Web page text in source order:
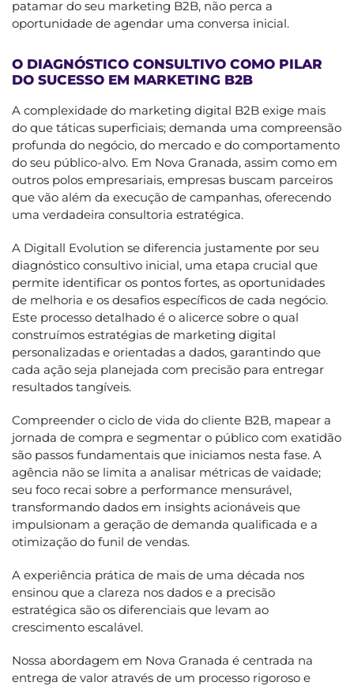
patamar do seu marketing B2B, não perca a
oportunidade de agendar uma conversa inicial.
O DIAGNÓSTICO CONSULTIVO COMO PILAR
DO SUCESSO EM MARKETING B2B
A complexidade do marketing digital B2B exige mais
do que táticas superficiais; demanda uma compreensão
profunda do negócio, do mercado e do comportamento
do seu público-alvo. Em Nova Granada, assim como em
outros polos empresariais, empresas buscam parceiros
que vão além da execução de campanhas, oferecendo
uma verdadeira consultoria estratégica.
A Digitall Evolution se diferencia justamente por seu
diagnóstico consultivo inicial, uma etapa crucial que
permite identificar os pontos fortes, as oportunidades
de melhoria e os desafios específicos de cada negócio.
Este processo detalhado é o alicerce sobre o qual
construímos estratégias de marketing digital
personalizadas e orientadas a dados, garantindo que
cada ação seja planejada com precisão para entregar
resultados tangíveis.
Compreender o ciclo de vida do cliente B2B, mapear a
jornada de compra e segmentar o público com exatidão
são passos fundamentais que iniciamos nesta fase. A
agência não se limita a analisar métricas de vaidade;
seu foco recai sobre a performance mensurável,
transformando dados em insights acionáveis que
impulsionam a geração de demanda qualificada e a
otimização do funil de vendas.
A experiência prática de mais de uma década nos
ensinou que a clareza nos dados e a precisão
estratégica são os diferenciais que levam ao
crescimento escalável.
Nossa abordagem em Nova Granada é centrada na
entrega de valor através de um processo rigoroso e